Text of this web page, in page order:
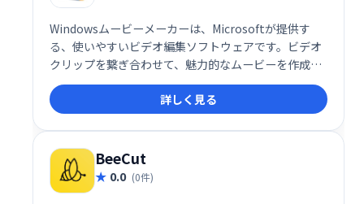
Windowsムービーメーカーは、Microsoftが提供す
る、使いやすいビデオ編集ソフトウェアです。ビデオ
クリップを繋ぎ合わせて、魅力的なムービーを作成で
きます。トランジション、オーバーレイ、オーディオ
編集、アニメーション、ナレーションなど、基本的な
編集機能を備え、初心者でも手軽に動画編集を楽しめ
ます。思い出の動画を簡単に編集して、自分だけの作
品を作りましょう。
詳しく見る
BeeCut
0.0 (0件)